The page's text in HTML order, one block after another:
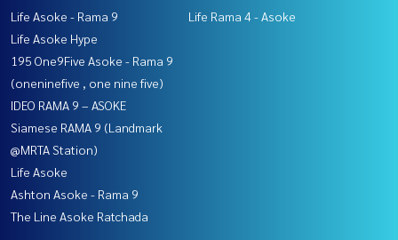
Life Asoke - Rama 9
Life Asoke Hype
195 One9Five Asoke - Rama 9
(oneninefive , one nine five)
IDEO RAMA 9 – ASOKE
Siamese RAMA 9 (Landmark
@MRTA Station)
Life Asoke
Ashton Asoke - Rama 9
The Line Asoke Ratchada
Life Rama 4 - Asoke